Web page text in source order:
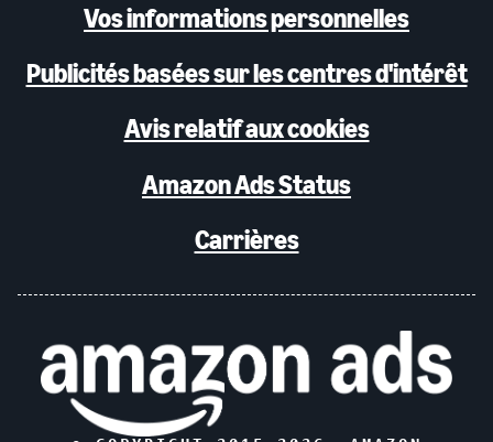
Vos informations personnelles
Publicités basées sur les centres d'intérêt
Avis relatif aux cookies
Amazon Ads Status
Carrières